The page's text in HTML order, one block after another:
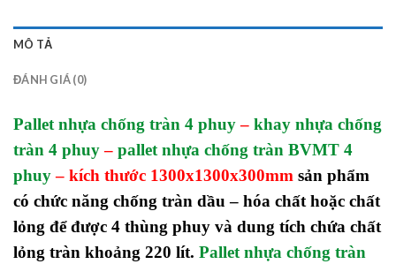
MÔ TẢ
ĐÁNH GIÁ (0)
Pallet nhựa chống tràn 4 phuy – khay nhựa chống
tràn 4 phuy – pallet nhựa chống tràn BVMT 4
phuy– kích thước 1300x1300x300mm sản phẩm
có chức năng chống tràn dầu – hóa chất hoặc chất
lỏng để được 4 thùng phuy và dung tích chứa chất
lỏng tràn khoảng 220 lít. Pallet nhựa chống tràn